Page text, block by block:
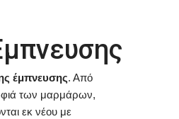
έμπνευσης. Από
των μαρμάρων,
εκ νέου με